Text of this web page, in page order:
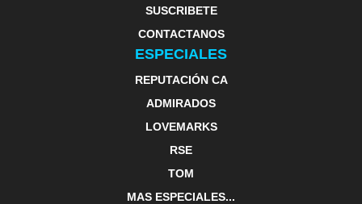
SUSCRIBETE
CONTACTANOS
ESPECIALES
REPUTACIÓN CA
ADMIRADOS
LOVEMARKS
RSE
TOM
MAS ESPECIALES...